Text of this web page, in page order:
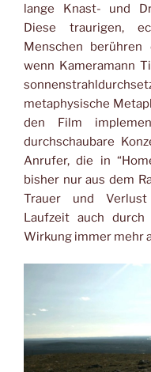
lange Knast- und
Diese traurigen,
Menschen
wenn Kameramann
metaphysische
den Film
durchschaubare
Anrufer, die in
bisher nur aus dem
Trauer und
Laufzeit auch durch
Wirkung immer mehr